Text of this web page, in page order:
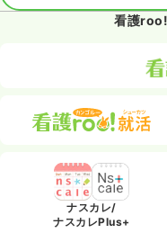
看護
ナスカレ/
ナスカレPlus+